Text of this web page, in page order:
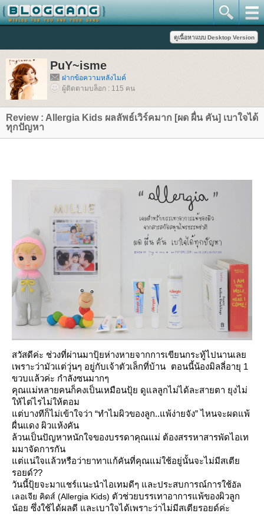
PuY~isme
ฝากข้อความหลังไมค์
ผู้ติดตามบล็อก : 115 คน
Review : Allergia Kids ผลลัพธ์เวิร์คมาก [ผด ผื่น คัน] เบาใจได้
ทุกปัญหา
สวัสดีค่ะ ช่วงที่ผ่านมาปุ้ยห่างหายจากการเขียนกระทู้ไปนานเล
เพราะว่ามัวแต่วุ่นๆ อยู่กับเจ้าตัวเล็กที่บ้าน ตอนนี้น้องมิลลี่อายุ 1
ขวบแล้วค่ะ กำลังซนมากๆ
คุณแม่หลายคนก็คงเป็นเหมือนปุ้ย ดูแลลูกไม่ได้ละสายตา ยุงไม่
ห้ไต่ไรไม่ให้ตอม
ต่บางทีก็ไม่เข้าใจว่า “ทำไมผิวของลูก..แพ้ง่ายจัง” ไหนจะผดแพ้
ผื่นแดง ผิวแห้งคัน
ล้วนเป็นปัญหาหนักใจของบรรดาคุณแม่ ต้องสรรหาสารพัดไอเท
มมาจัดการกัน
ต่แน่ใจแล้วหรือว่ายาทาแก้คันที่คุณแม่ใช้อยู่นั้นจะไม่มีสเตี
รอยด์??
วันนี้ปุ้ยจะมาแชร์แนะนำไอเทมดีๆ และประสบการณ์การใช้อัล
เลอเจีย คิดส์ (Allergia Kids) ตัวช่วยบรรเทาอาการแพ้ของผิวลูก
น้อย ซึ่งใช้ได้ผลดี และเบาใจได้เพราะว่าไม่มีสเตียรอยด์ค่ะ